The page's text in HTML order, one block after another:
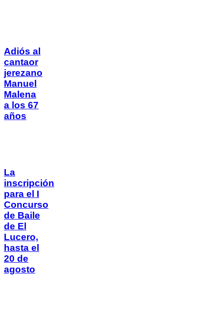
Adiós al
cantaor
jerezano
Manuel
Malena
a los 67
años
La
inscripción
para el I
Concurso
de Baile
de El
Lucero,
hasta el
20 de
agosto